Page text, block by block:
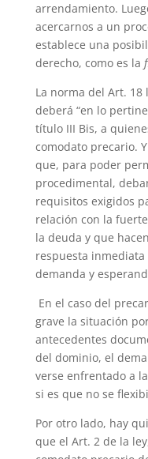
arrendamiento.
acercarnos a un
establece una
derecho, como es la
La norma del Art. 18
deberá “en lo
título III Bis, a
comodato precario.
que, para poder
procedimental,
requisitos exigidos
relación con la
la deuda y que
respuesta
demanda y
En el caso del
grave la situación
antecedentes
del dominio, el
verse enfrentado a
si es que no se
Por otro lado, hay
que el Art. 2 de la